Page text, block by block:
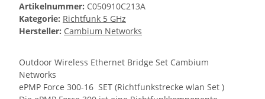
Artikelnummer: C050910C213A
Kategorie: Richtfunk 5 GHz
Hersteller: Cambium Networks
Outdoor Wireless Ethernet Bridge Set Cambium
Networks
ePMP Force 300-16 SET (Richtfunkstrecke wlan Set )